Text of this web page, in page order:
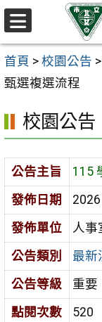
跳至主要內容區
首頁 > 校園公告 >
甄選複選流程
校園公告
公告主旨
115
發佈日期
發佈單位
人事
公告類別
最新
公告等級
重要
點閱次數
520
選
單